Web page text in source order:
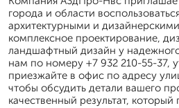
города и области
архитектурными и
комплексное проектирование,
ландшафтный дизайн у
нам по номеру +7 932 210-55-37,
приезжайте в офис по адресу
чтобы обсудить детали вашего
качественный результат,